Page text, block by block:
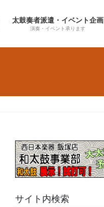
太鼓奏者派遣・イベント企画
演奏・イベント承ります
サイト内検索